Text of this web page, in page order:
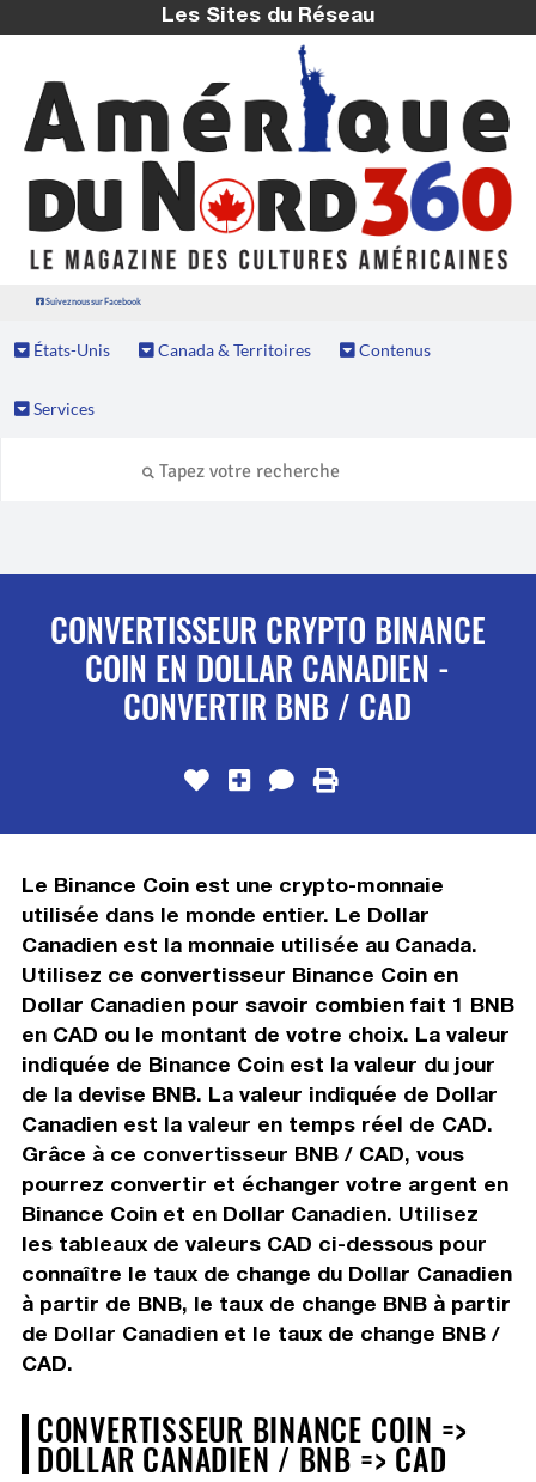
Les Sites du Réseau
Suivez nous sur Facebook
États-Unis Canada & Territoires Contenus
Services
CONVERTISSEUR CRYPTO BINANCE
COIN EN DOLLAR CANADIEN -
CONVERTIR BNB / CAD
Le Binance Coin est une crypto-monnaie
utilisée dans le monde entier. Le Dollar
Canadien est la monnaie utilisée au Canada.
Utilisez ce convertisseur Binance Coin en
Dollar Canadien pour savoir combien fait 1 BNB
en CAD ou le montant de votre choix. La valeur
indiquée de Binance Coin est la valeur du jour
de la devise BNB. La valeur indiquée de Dollar
Canadien est la valeur en temps réel de CAD.
Grâce à ce convertisseur BNB / CAD, vous
pourrez convertir et échanger votre argent en
Binance Coin et en Dollar Canadien. Utilisez
les tableaux de valeurs CAD ci-dessous pour
connaître le taux de change du Dollar Canadien
à partir de BNB, le taux de change BNB à partir
de Dollar Canadien et le taux de change BNB /
CAD.
CONVERTISSEUR BINANCE COIN =>
DOLLAR CANADIEN / BNB => CAD